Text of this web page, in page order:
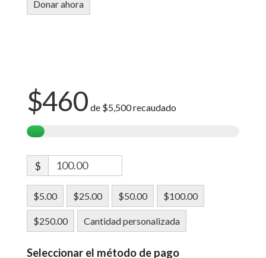
$460 de $5,500recaudado
$
$5.00 $25.00 $50.00 $100.00
$250.00 Cantidad personalizada
Seleccionar el método de pago